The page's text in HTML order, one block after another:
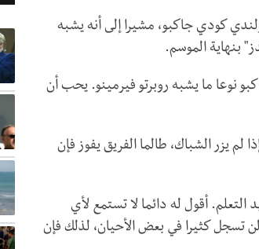
كودي جاكبو، مشيرا إلى أنه يشبه
بنهاية الموسم.
نوعا ما يشبه روبرتو فيرمينو. يحب أن
يزر الشباك، طالما الفريق يفوز فإن
أقول له دائما لا تستمع لأي
تسجل كثيرا في بعض الأحيان، لذلك فإن